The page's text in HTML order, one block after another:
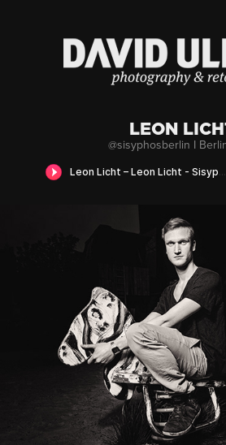
LEON
@sisyphosberlin I